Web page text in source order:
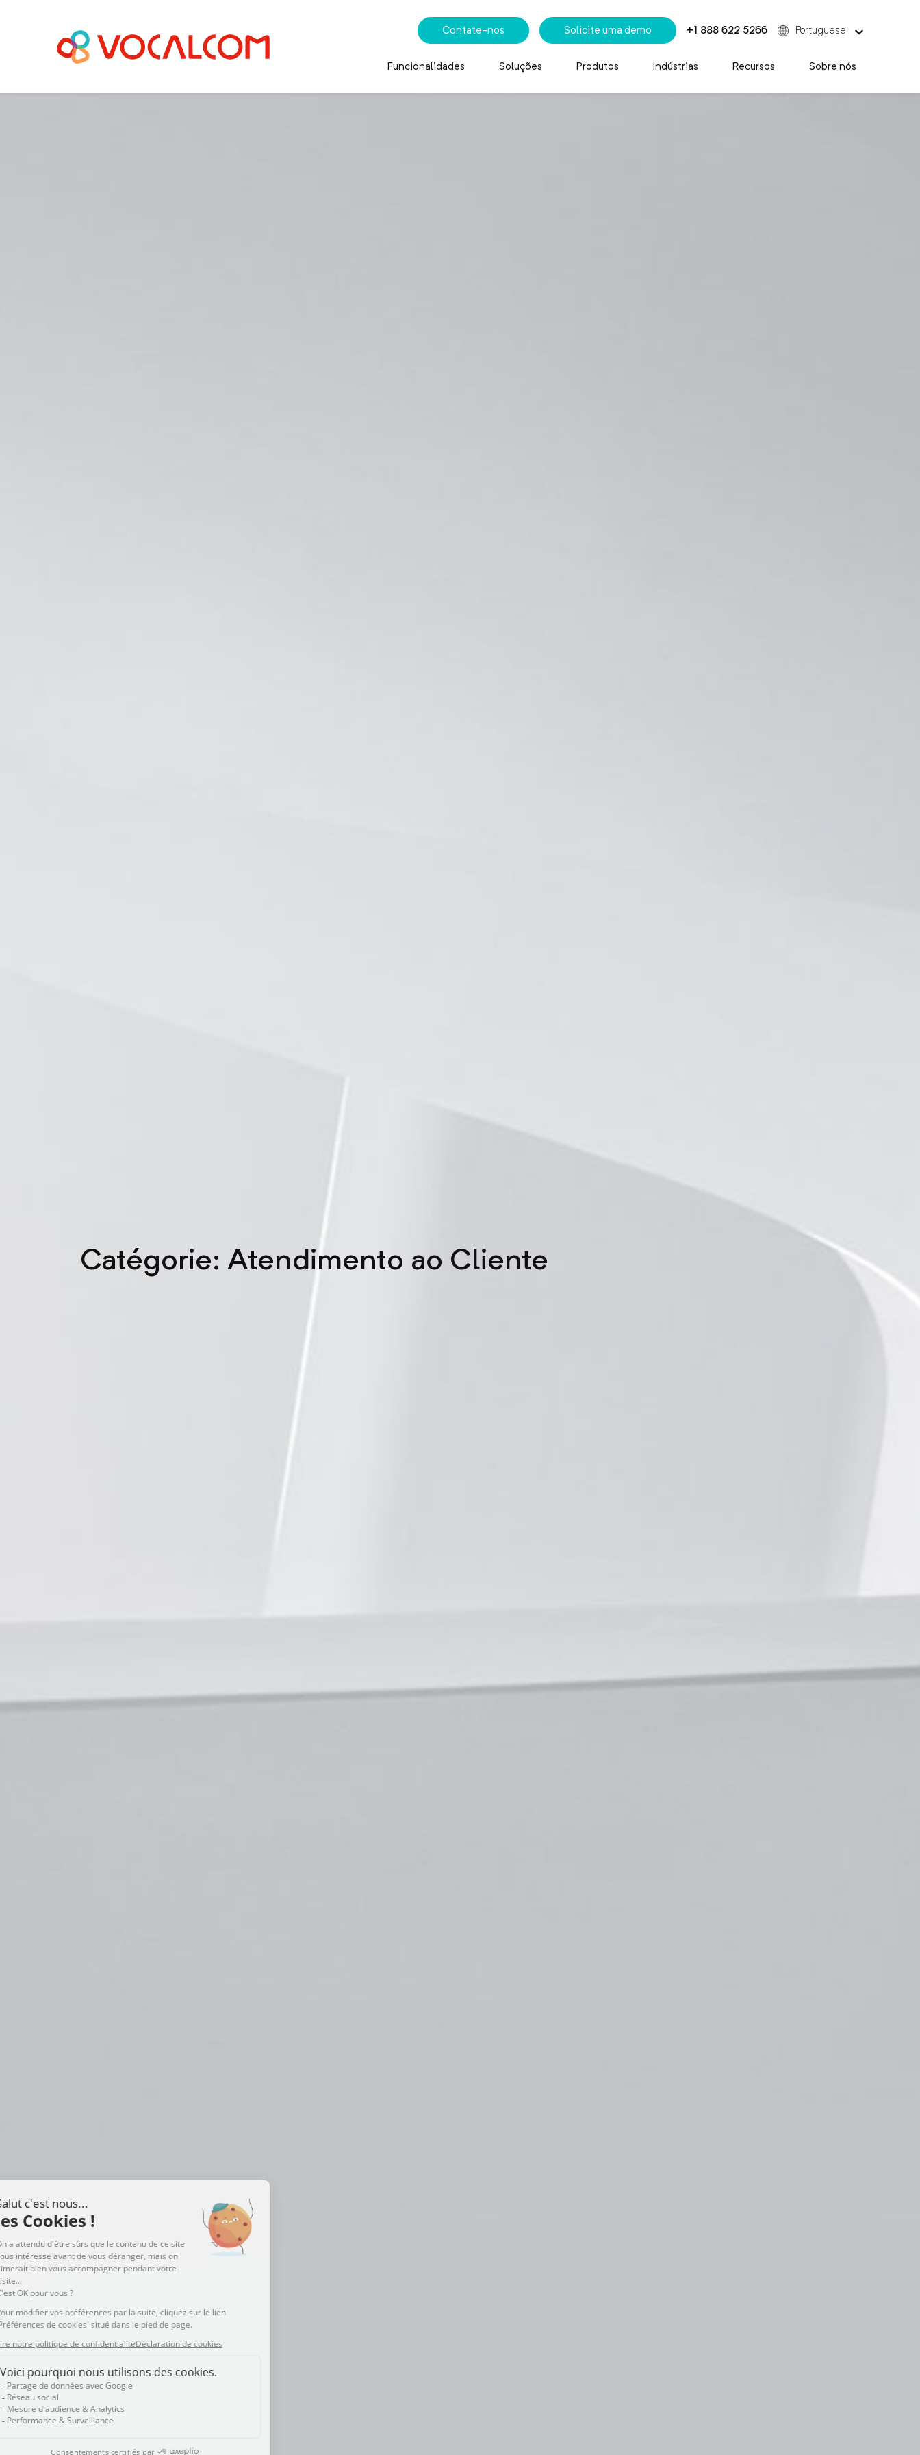
Contate-nos Solicite uma demo +1 888 622 5266 Portuguese
Funcionalidades Soluções Produtos Indústrias Recursos Sobre nós
Catégorie: Atendimento ao Cliente